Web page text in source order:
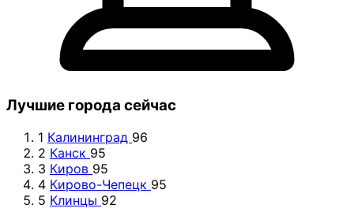
Лучшие города сейчас
1 Калининград 96
2 Канск 95
3 Киров 95
4 Кирово-Чепецк 95
5 Клинцы 92